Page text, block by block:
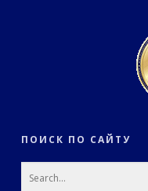
ПОИСК ПО САЙТУ